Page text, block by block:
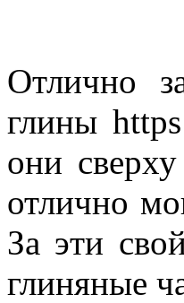
Отлично
глины
они
отлично
За эти
глиняные